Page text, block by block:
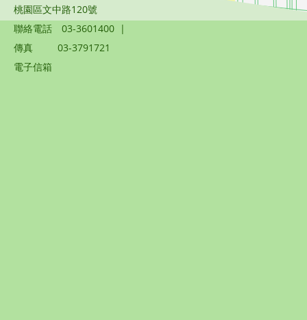
桃園區文中路120號
聯絡電話
03-3601400 |
傳真
03-3791721
電子信箱